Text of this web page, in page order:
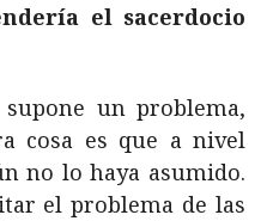
el sacerdocio
un problema,
cosa es que a nivel
no lo haya asumido.
el problema de las